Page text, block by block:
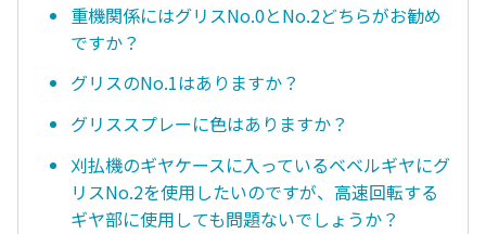
重機関係にはグリスNo.0とNo.2どちらがお勧め
ですか？
グリスのNo.1はありますか？
グリススプレーに色はありますか？
刈払機のギヤケースに入っているベベルギヤにグ
リスNo.2を使用したいのですが、高速回転する
ギヤ部に使用しても問題ないでしょうか？